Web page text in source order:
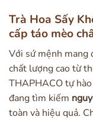
Trà Hoa Sấy
cấp táo mèo
Với sứ mệnh mang
chất lượng cao từ
THAPHACO tự
đang tìm kiếm
toàn và hiệu quả.